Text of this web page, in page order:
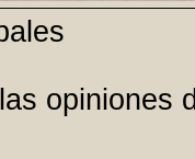
opiniones